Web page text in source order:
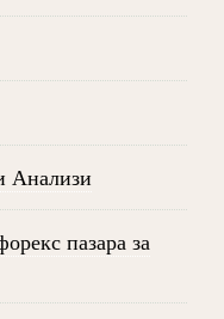
Анализи
пазара за